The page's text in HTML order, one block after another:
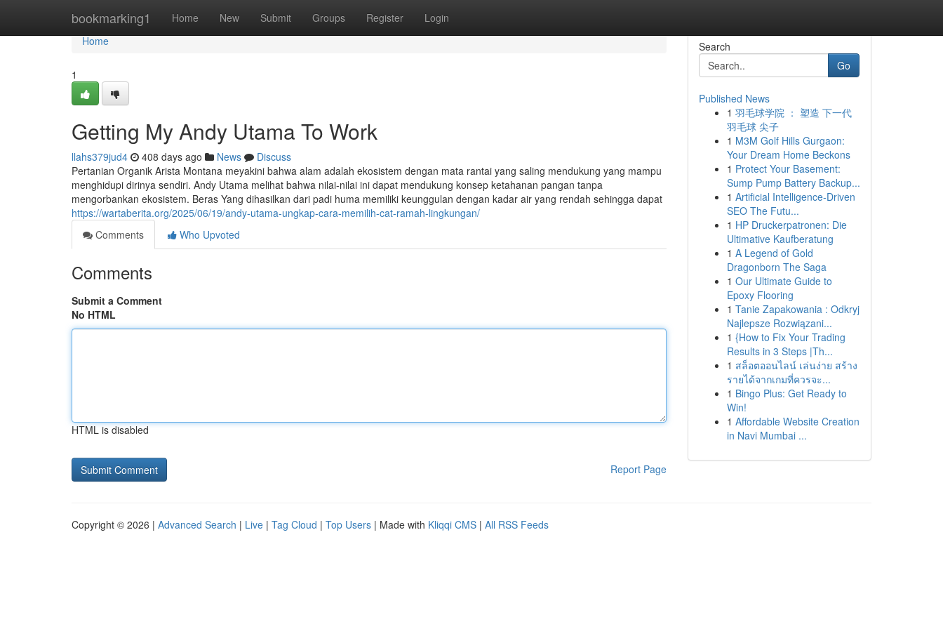
bookmarking1 Home New Submit Groups Register Login
Home
Home
1
Getting My Andy Utama To Work
llahs379jud4 408 days ago News
Discuss
Pertanian Organik Arista Montana meyakini bahwa alam adalah ekosistem dengan mata rantai yang saling mendukung yang mampu
menghidupi dirinya sendiri. Andy Utama melihat bahwa nilai-nilai ini dapat mendukung konsep ketahanan pangan tanpa
mengorbankan ekosistem. Beras Yang dihasilkan dari padi huma memiliki keunggulan dengan kadar air yang rendah sehingga dapat
https://wartaberita.org/2025/06/19/andy-utama-ungkap-cara-memilih-cat-ramah-lingkungan/
Comments
Who Upvoted
Comments
Submit a Comment
No HTML
HTML is disabled
Report Page
Search
Go
Published News
1 羽毛球学院 ： 塑造 下一代
羽毛球 尖子
1 M3M Golf Hills Gurgaon:
Your Dream Home Beckons
1 Protect Your Basement:
Sump Pump Battery Backup...
1 Artificial Intelligence-Driven
SEO The Futu...
1 HP Druckerpatronen: Die
Ultimative Kaufberatung
1 A Legend of Gold
Dragonborn The Saga
1 Our Ultimate Guide to
Epoxy Flooring
1 Tanie Zapakowania : Odkryj
Najlepsze Rozwiązani...
1 {How to Fix Your Trading
Results in 3 Steps |Th...
1 สล็อตออนไลน์ เล่นง่าย สร้าง
รายได้จากเกมที่ควรจะ...
1 Bingo Plus: Get Ready to
Win!
1 Affordable Website Creation
in Navi Mumbai ...
Copyright © 2026 | Advanced Search | Live | Tag Cloud | Top Users | Made with Kliqqi CMS | All RSS Feeds